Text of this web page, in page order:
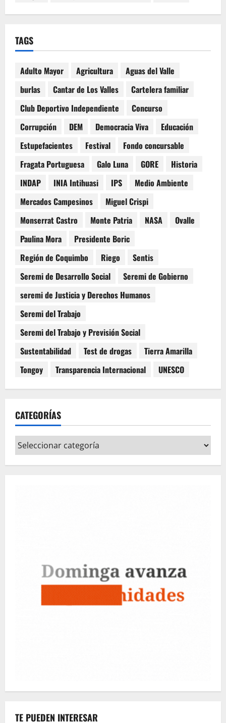
TAGS
Adulto Mayor Agricultura
Aguas del Valle
burlas
Cantar de Los Valles
Cartelera familiar
Club Deportivo Independiente
Concurso
Corrupción
DEM Democracia Viva
Educación
Estupefacientes
Festival
Fondo concursable
Fragata Portuguesa
Galo Luna GORE
Historia
INDAP
INIA Intihuasi IPS
Medio Ambiente
Mercados Campesinos
Miguel Crispi
Monserrat Castro
Monte Patria NASA
Ovalle
Paulina Mora
Presidente Boric
Región de Coquimbo
Riego
Sentis
Seremi de Desarrollo Social
Seremi de Gobierno
seremi de Justicia y Derechos Humanos
Seremi del Trabajo
Seremi del Trabajo y Previsión Social
Sustentabilidad
Test de drogas
Tierra Amarilla
Tongoy
Transparencia Internacional UNESCO
CATEGORÍAS
Categorías
TE PUEDEN INTERESAR